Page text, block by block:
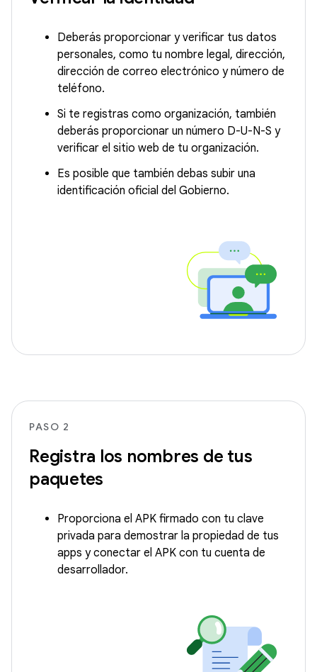
Deberás proporcionar y verificar tus datos
personales, como tu nombre legal, dirección,
dirección de correo electrónico y número de
teléfono.
Si te registras como organización, también
deberás proporcionar un número D-U-N-S y
verificar el sitio web de tu organización.
Es posible que también debas subir una
identificación oficial del Gobierno.
PASO 2
Registra los nombres de tus
paquetes
Proporciona el APK firmado con tu clave
privada para demostrar la propiedad de tus
apps y conectar el APK con tu cuenta de
desarrollador.